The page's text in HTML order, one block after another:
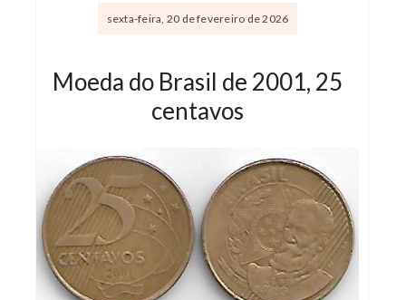
sexta-feira, 20 de fevereiro de 2026
Moeda do Brasil de 2001, 25
centavos